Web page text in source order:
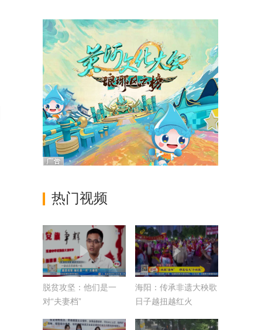
热门视频
脱贫攻坚：他们是一
对“夫妻档”
海阳：传承非遗大秧歌
日子越扭越红火